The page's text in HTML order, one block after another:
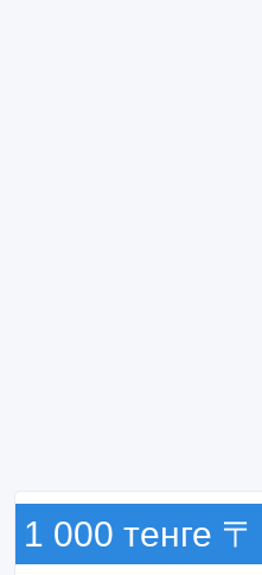
1 000 тенге 〒